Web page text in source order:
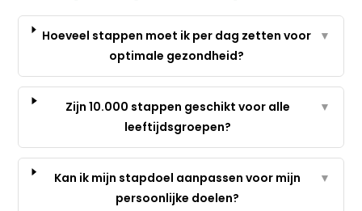
Hoeveel stappen moet ik per dag zetten voor
optimale gezondheid?
▼
Zijn 10.000 stappen geschikt voor alle
leeftijdsgroepen?
▼
Kan ik mijn stapdoel aanpassen voor mijn
persoonlijke doelen?
▼